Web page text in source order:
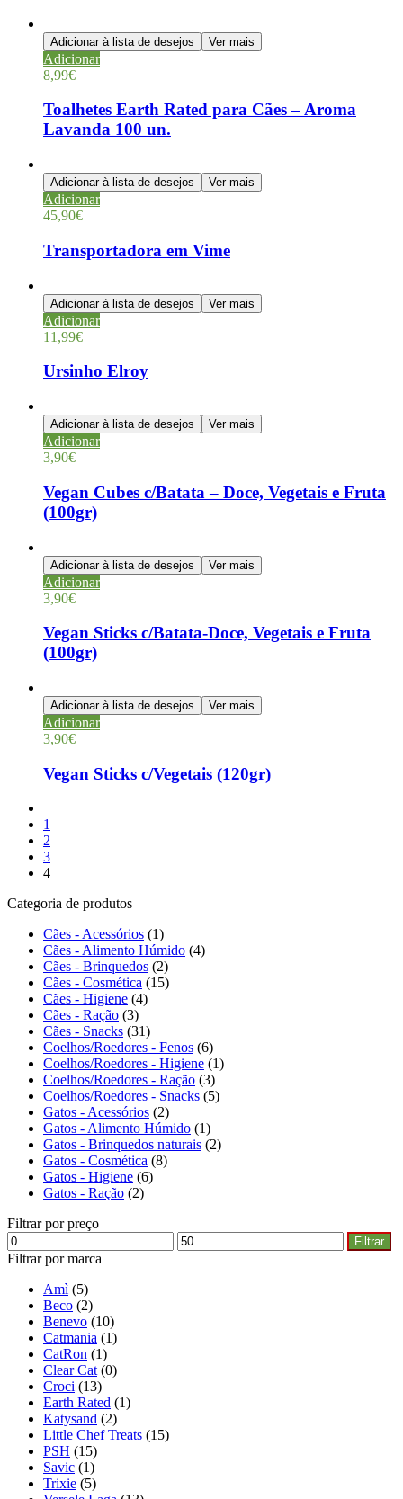
Adicionar à lista de desejos Ver mais
Adicionar
8,99€
Toalhetes Earth Rated para Cães – Aroma
Lavanda 100 un.
Adicionar à lista de desejos Ver mais
Adicionar
45,90€
Transportadora em Vime
Adicionar à lista de desejos Ver mais
Adicionar
11,99€
Ursinho Elroy
Adicionar à lista de desejos Ver mais
Adicionar
3,90€
Vegan Cubes c/Batata – Doce, Vegetais e Fruta
(100gr)
Adicionar à lista de desejos Ver mais
Adicionar
3,90€
Vegan Sticks c/Batata-Doce, Vegetais e Fruta
(100gr)
Adicionar à lista de desejos Ver mais
Adicionar
3,90€
Vegan Sticks c/Vegetais (120gr)
1
2
3
4
Categoria de produtos
Cães - Acessórios (1)
Cães - Alimento Húmido (4)
Cães - Brinquedos (2)
Cães - Cosmética (15)
Cães - Higiene (4)
Cães - Ração (3)
Cães - Snacks (31)
Coelhos/Roedores - Fenos (6)
Coelhos/Roedores - Higiene (1)
Coelhos/Roedores - Ração (3)
Coelhos/Roedores - Snacks (5)
Gatos - Acessórios (2)
Gatos - Alimento Húmido (1)
Gatos - Brinquedos naturais (2)
Gatos - Cosmética (8)
Gatos - Higiene (6)
Gatos - Ração (2)
Filtrar por preço
Filtrar
Filtrar por marca
Amì (5)
Beco (2)
Benevo (10)
Catmania (1)
CatRon (1)
Clear Cat (0)
Croci (13)
Earth Rated (1)
Katysand (2)
Little Chef Treats (15)
PSH (15)
Savic (1)
Trixie (5)